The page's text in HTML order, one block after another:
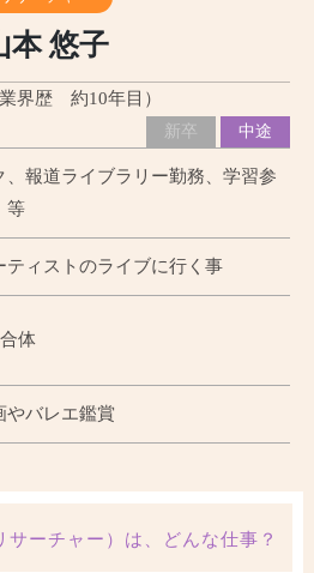
本 悠子
界歴 約10年目）
新卒 中途
、報道ライブラリー勤務、学習参
等
ティストのライブに行く事
体
やバレエ鑑賞
サーチャー）は、どんな仕事？